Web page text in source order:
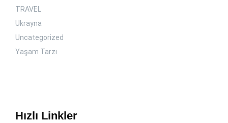
TRAVEL
Ukrayna
Uncategorized
Yaşam Tarzı
Hızlı Linkler